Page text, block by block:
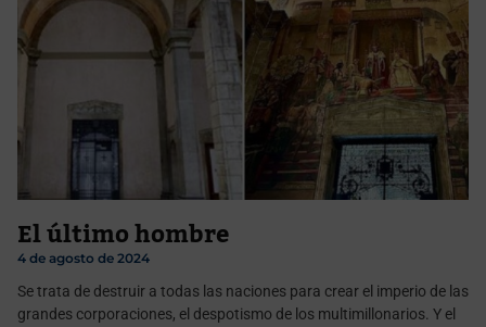
El último hombre
4 de agosto de 2024
Se trata de destruir a todas las naciones para crear el imperio de las
grandes corporaciones, el despotismo de los multimillonarios. Y el